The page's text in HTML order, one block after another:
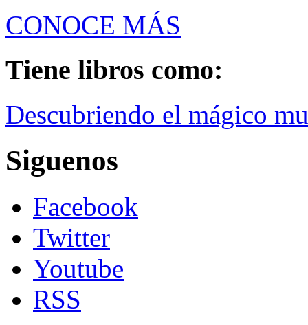
CONOCE MÁS
Tiene libros como:
Descubriendo el mágico
Siguenos
Facebook
Twitter
Youtube
RSS